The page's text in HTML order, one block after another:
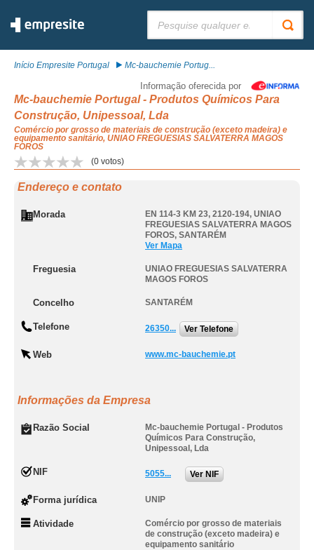
Início Empresite Portugal Mc-bauchemie Portug...
Informação oferecida por
Mc-bauchemie Portugal - Produtos Químicos Para
Construção, Unipessoal, Lda
Comércio por grosso de materiais de construção (exceto madeira) e
equipamento sanitário, UNIAO FREGUESIAS SALVATERRA MAGOS
FOROS
(0 votos)
Endereço e contato
Morada EN 114-3 KM 23, 2120-194, UNIAO
FREGUESIAS SALVATERRA MAGOS
FOROS, SANTARÉM
Ver Mapa
Freguesia
UNIAO FREGUESIAS SALVATERRA
MAGOS FOROS
Concelho SANTARÉM
Telefone 26350... Ver Telefone
Web www.mc-bauchemie.pt
Informações da Empresa
Razão Social
Mc-bauchemie Portugal - Produtos
Químicos Para Construção,
Unipessoal, Lda
NIF 5055... Ver NIF
Forma jurídica UNIP
Atividade
Comércio por grosso de materiais
de construção (exceto madeira) e
equipamento sanitário